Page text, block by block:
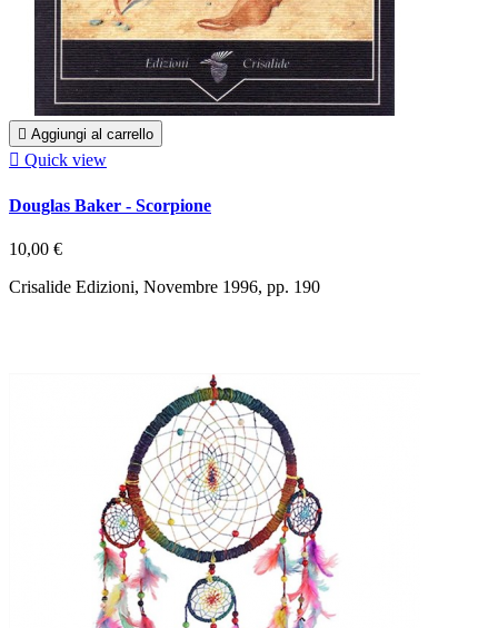
 Aggiungi al carrello
 Quick view
Douglas Baker - Scorpione
10,00 €
Crisalide Edizioni, Novembre 1996, pp. 190